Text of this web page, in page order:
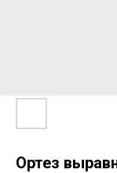
Ортез